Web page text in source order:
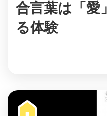
合言葉は「愛
る体験